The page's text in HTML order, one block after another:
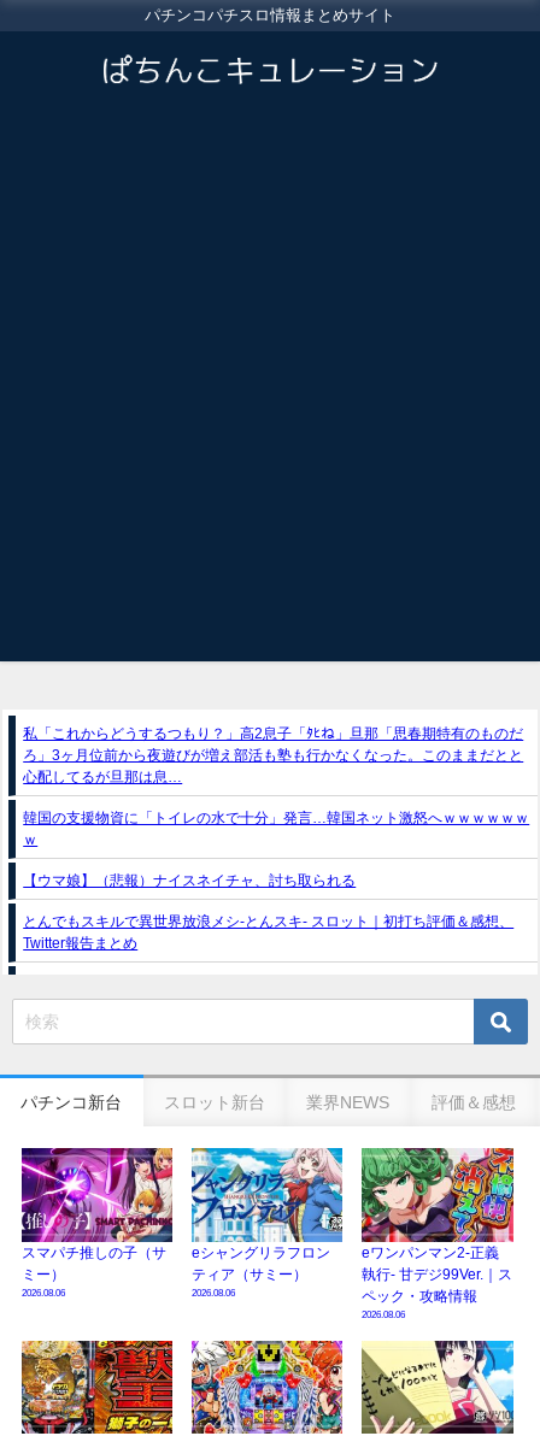
パチンコパチスロ情報まとめサイト
私「これからどうするつもり？」高2息子「ﾀﾋね」旦那「思春期特有のものだ
ろ」3ヶ月位前から夜遊びが増え部活も塾も行かなくなった。このままだとと
心配してるが旦那は息…
韓国の支援物資に「トイレの水で十分」発言…韓国ネット激怒へｗｗｗｗｗｗ
ｗ
【ウマ娘】（悲報）ナイスネイチャ、討ち取られる
とんでもスキルで異世界放浪メシ-とんスキ- スロット｜初打ち評価＆感想、
Twitter報告まとめ
e獣王-獅子の一撃-｜スペック・攻略情報
の幸せ空間、好感触のフェアスタート、原作愛溢れる演出に感動 etc…
日遊協、ファン調査2025を発表｜使用金額中央値「1万円-3万円/1回」「遊技
歴20年以上が50％以上」等々…
【2025年】エイプリルフール話題（ネタ）まとめ｜ぱちんこパチスロ関連【4
月1日】
パチンコ新台 スロット新台 業界NEWS 評価＆感想
スマパチ推しの子（サ
ミー）
2026.08.06
eシャングリラフロン
ティア（サミー）
2026.08.06
eワンパンマン2-正義
執行- 甘デジ99Ver.｜ス
ペック・攻略情報
2026.08.06